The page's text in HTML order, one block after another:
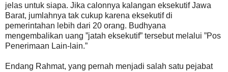
jelas untuk siapa. Jika calonnya kalangan eksekutif Jawa
Barat, jumlahnya tak cukup karena eksekutif di
pemerintahan lebih dari 20 orang. Budhyana
mengembalikan uang ”jatah eksekutif” tersebut melalui ”Pos
Penerimaan Lain-lain.”
Endang Rahmat, yang pernah menjadi salah satu pejabat